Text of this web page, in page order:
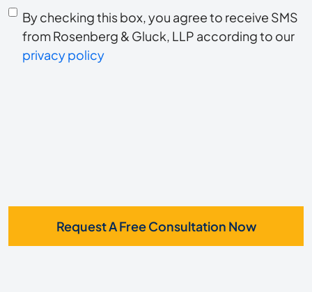
hear
about
us?
Consent
to
receive
By checking this box, you agree to receive SMS
from Rosenberg & Gluck, LLP according to our
privacy policy
Request A Free Consultation Now